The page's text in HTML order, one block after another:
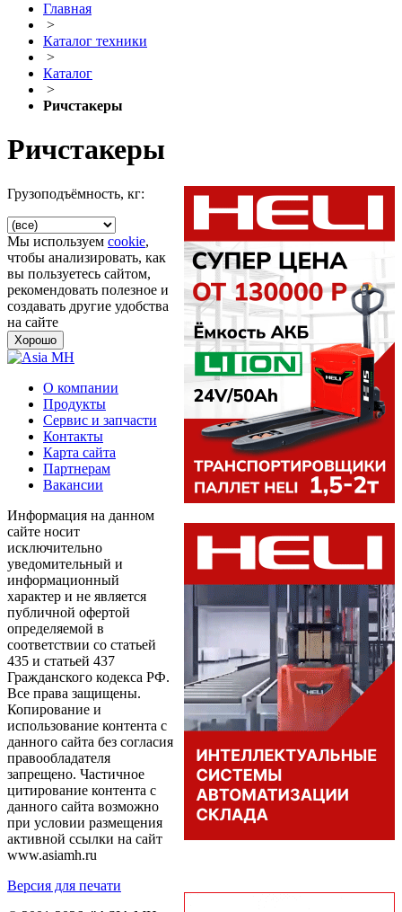
Главная
>
Каталог техники
>
Каталог
>
Ричстакеры
Ричстакеры
Грузоподъёмность, кг:
Мы используем cookie,
чтобы анализировать, как
вы пользуетесь сайтом,
рекомендовать полезное и
создавать другие удобства
на сайте
Хорошо
О компании
Продукты
Сервис и запчасти
Контакты
Карта сайта
Партнерам
Вакансии
Информация на данном
сайте носит
исключительно
уведомительный и
информационный
характер и не является
публичной офертой
определяемой в
соответствии со статьей
435 и статьей 437
Гражданского кодекса РФ.
Все права защищены.
Копирование и
использование контента с
данного сайта без согласия
правообладателя
запрещено. Частичное
цитирование контента с
данного сайта возможно
при условии размещения
активной ссылки на сайт
www.asiamh.ru
Версия для печати